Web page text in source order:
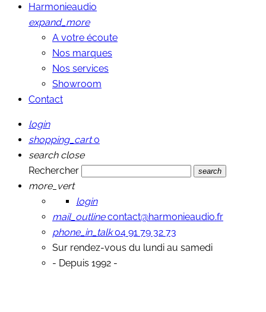
Harmonieaudio
expand_more
A votre écoute
Nos marques
Nos services
Showroom
Contact
login
shopping_cart 0
search close
Rechercher
search
more_vert
login
mail_outline contact@harmonieaudio.fr
phone_in_talk 04 91 79 32 73
Sur rendez-vous du lundi au samedi
- Depuis 1992 -